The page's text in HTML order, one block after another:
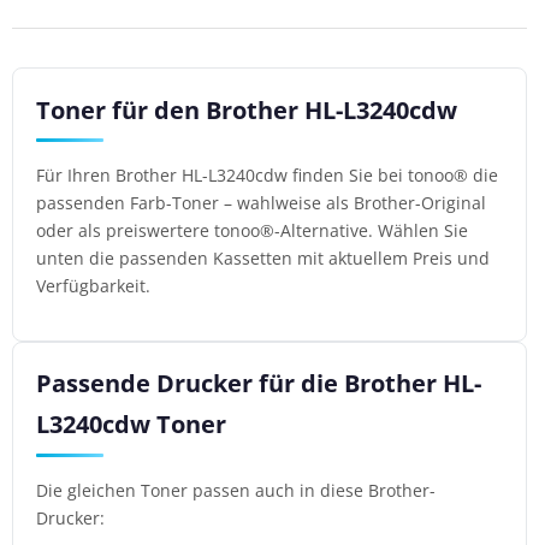
Toner für den Brother HL-L3240cdw
Für Ihren Brother HL-L3240cdw finden Sie bei tonoo® die
passenden Farb-Toner – wahlweise als Brother-Original
oder als preiswertere tonoo®-Alternative. Wählen Sie
unten die passenden Kassetten mit aktuellem Preis und
Verfügbarkeit.
Passende Drucker für die Brother HL-
L3240cdw Toner
Die gleichen Toner passen auch in diese Brother-
Drucker: